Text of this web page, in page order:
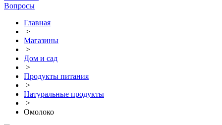
Вопросы
Главная
>
Магазины
>
Дом и сад
>
Продукты питания
>
Натуральные продукты
>
Омолоко